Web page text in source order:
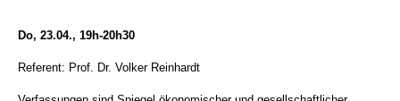
Do, 23.04., 19h-20h30
Referent: Prof. Dr. Volker Reinhardt